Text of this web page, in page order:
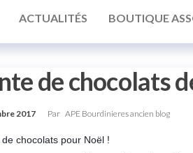
ACTUALITÉS BOUTIQUE
de chocolats
2017 Par APE Bourdinieres ancien blog
de chocolats pour Noël !